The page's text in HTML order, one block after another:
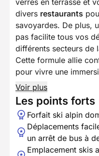
verres en terrasse et
divers restaurants
savoyardes. De plus,
pas facilite tous vos
différents secteurs de
Cette formule allie
pour vivre une
Voir plus
Les points forts
Forfait ski alpin
Déplacements
un arrêt de bus à
Emplacement skis